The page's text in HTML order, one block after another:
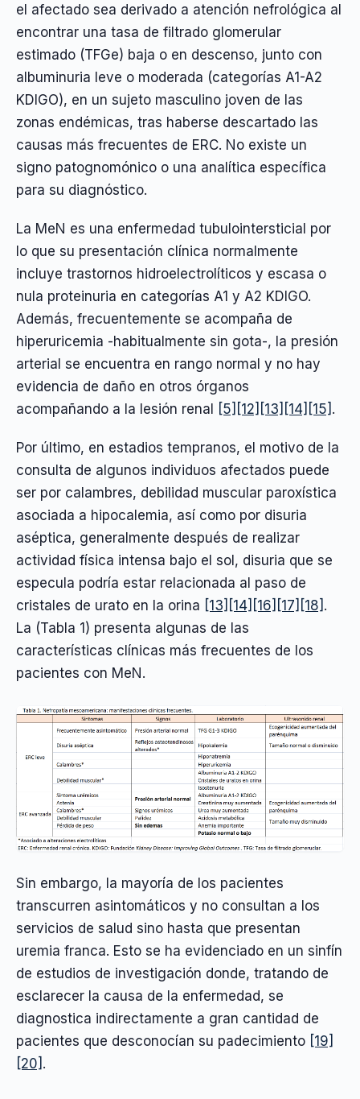
el afectado sea derivado a atención nefrológica al
encontrar una tasa de filtrado glomerular
estimado (TFGe) baja o en descenso, junto con
albuminuria leve o moderada (categorías A1-A2
KDIGO), en un sujeto masculino joven de las
zonas endémicas, tras haberse descartado las
causas más frecuentes de ERC. No existe un
signo patognomónico o una analítica específica
para su diagnóstico.
La MeN es una enfermedad tubulointersticial por
lo que su presentación clínica normalmente
incluye trastornos hidroelectrolíticos y escasa o
nula proteinuria en categorías A1 y A2 KDIGO.
Además, frecuentemente se acompaña de
hiperuricemia -habitualmente sin gota-, la presión
arterial se encuentra en rango normal y no hay
evidencia de daño en otros órganos
acompañando a la lesión renal
[5] [12] [13] [14] [15] .
Por último, en estadios tempranos, el motivo de la
consulta de algunos individuos afectados puede
ser por calambres, debilidad muscular paroxística
asociada a hipocalemia, así como por disuria
aséptica, generalmente después de realizar
actividad física intensa bajo el sol, disuria que se
especula podría estar relacionada al paso de
cristales de urato en la orina [13] [14] [16] [17] [18] .
La (Tabla 1) presenta algunas de las
características clínicas más frecuentes de los
pacientes con MeN.
Sin embargo, la mayoría de los pacientes
transcurren asintomáticos y no consultan a los
servicios de salud sino hasta que presentan
uremia franca. Esto se ha evidenciado en un sinfín
de estudios de investigación donde, tratando de
esclarecer la causa de la enfermedad, se
diagnostica indirectamente a gran cantidad de
pacientes que desconocían su padecimiento [19]
[20] .